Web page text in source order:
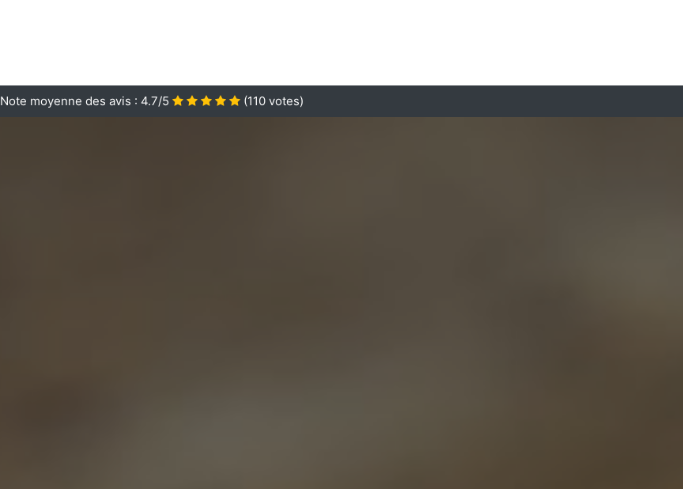
Note moyenne des avis : 4.7/5 (110 votes)